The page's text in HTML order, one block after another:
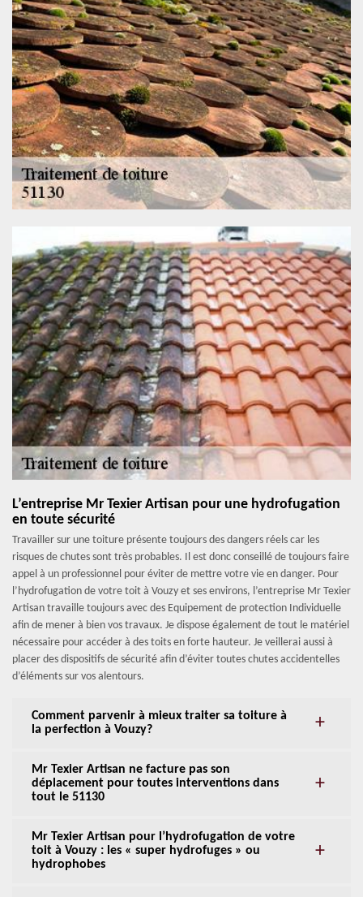
L’entreprise Mr Texier Artisan pour une hydrofugation
en toute sécurité
Travailler sur une toiture présente toujours des dangers réels car les
risques de chutes sont très probables. Il est donc conseillé de toujours faire
appel à un professionnel pour éviter de mettre votre vie en danger. Pour
l’hydrofugation de votre toit à Vouzy et ses environs, l’entreprise Mr Texier
Artisan travaille toujours avec des Equipement de protection Individuelle
afin de mener à bien vos travaux. Je dispose également de tout le matériel
nécessaire pour accéder à des toits en forte hauteur. Je veillerai aussi à
placer des dispositifs de sécurité afin d’éviter toutes chutes accidentelles
d’éléments sur vos alentours.
Comment parvenir à mieux traiter sa toiture à
la perfection à Vouzy?
Mr Texier Artisan ne facture pas son
déplacement pour toutes interventions dans
tout le 51130
Mr Texier Artisan pour l’hydrofugation de votre
toit à Vouzy : les « super hydrofuges » ou
hydrophobes